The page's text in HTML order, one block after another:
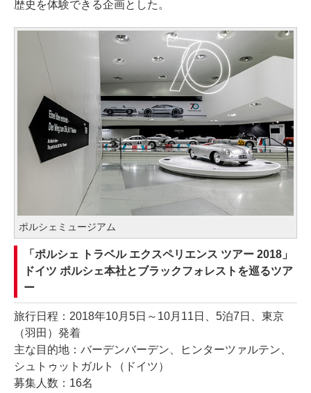
歴史を体験できる企画とした。
ポルシェミュージアム
「ポルシェ トラベル エクスペリエンス ツアー 2018」
ドイツ ポルシェ本社とブラックフォレストを巡るツア
ー
旅行日程：2018年10月5日～10月11日、5泊7日、東京
（羽田）発着
主な目的地：バーデンバーデン、ヒンターツァルテン、
シュトゥットガルト（ドイツ）
募集人数：16名